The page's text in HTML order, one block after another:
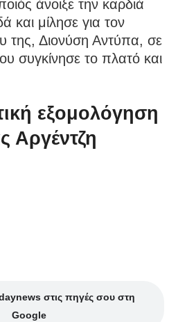
άνοιξε την καρδιά
και μίλησε για τον
της, Διονύση Αντύπα, σε
συγκίνησε το πλατό και
εξομολόγηση
Αργέντζη
στις πηγές σου στη
Google